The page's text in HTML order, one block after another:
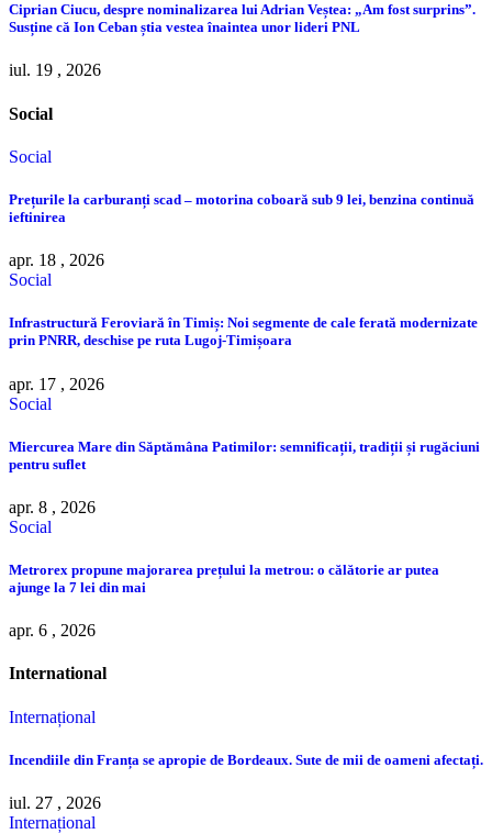
Ciprian Ciucu, despre nominalizarea lui Adrian Veștea: „Am fost surprins”.
Susține că Ion Ceban știa vestea înaintea unor lideri PNL
iul. 19 , 2026
Social
Social
Prețurile la carburanți scad – motorina coboară sub 9 lei, benzina continuă
ieftinirea
apr. 18 , 2026
Social
Infrastructură Feroviară în Timiș: Noi segmente de cale ferată modernizate
prin PNRR, deschise pe ruta Lugoj-Timișoara
apr. 17 , 2026
Social
Miercurea Mare din Săptămâna Patimilor: semnificații, tradiții și rugăciuni
pentru suflet
apr. 8 , 2026
Social
Metrorex propune majorarea prețului la metrou: o călătorie ar putea
ajunge la 7 lei din mai
apr. 6 , 2026
International
Internațional
Incendiile din Franța se apropie de Bordeaux. Sute de mii de oameni afectați.
iul. 27 , 2026
Internațional